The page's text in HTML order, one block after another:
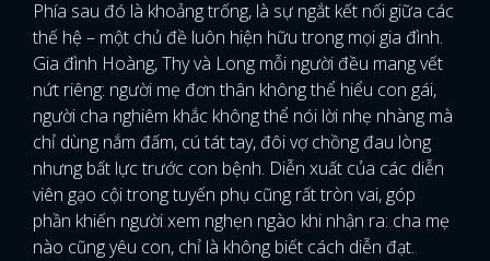
Phía sau đó là khoảng trống, là sự ngắt kết nối giữa các
thế hệ – một chủ đề luôn hiện hữu trong mọi gia đình.
Gia đình Hoàng, Thy và Long mỗi người đều mang vết
nứt riêng: người mẹ đơn thân không thể hiểu con gái,
người cha nghiêm khắc không thể nói lời nhẹ nhàng mà
chỉ dùng nắm đấm, cú tát tay, đôi vợ chồng đau lòng
nhưng bất lực trước con bệnh. Diễn xuất của các diễn
viên gạo cội trong tuyến phụ cũng rất tròn vai, góp
phần khiến người xem nghẹn ngào khi nhận ra: cha mẹ
nào cũng yêu con, chỉ là không biết cách diễn đạt.